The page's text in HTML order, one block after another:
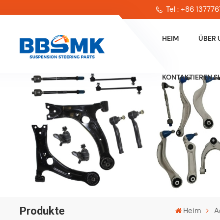
Tel : +86
HEIM ÜBER
KONTAKTIEREN
Produkte Heim
1910
48
PS
182
PS
PS
103
cm³
cm³
kW 75